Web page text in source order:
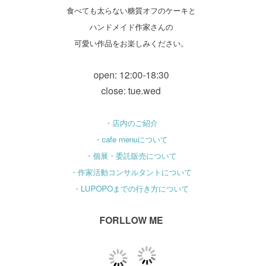
食べても太らない糖質オフのケーキと
ハンドメイド作家さんの
可愛い作品をお楽しみください。
open: 12:00-18:30
close: tue.wed
・店内のご紹介
・cafe menuについて
・個展・委託販売について
・作家活動コンサルタントについて
・LUPOPOまでの行き方について
FORLLOW ME